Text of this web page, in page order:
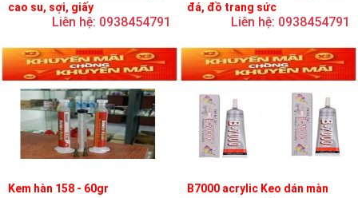
cao su, sợi, giấy
Liên hệ: 0938454791
đá, đồ trang sức
Liên hệ: 0938454791
Kem hàn 158 - 60gr
B7000 acrylic Keo dán màn